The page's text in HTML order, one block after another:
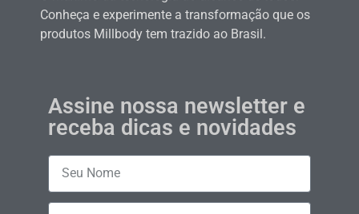
Conheça e experimente a transformação que os
produtos Millbody tem trazido ao Brasil.
Assine nossa newsletter e
receba dicas e novidades